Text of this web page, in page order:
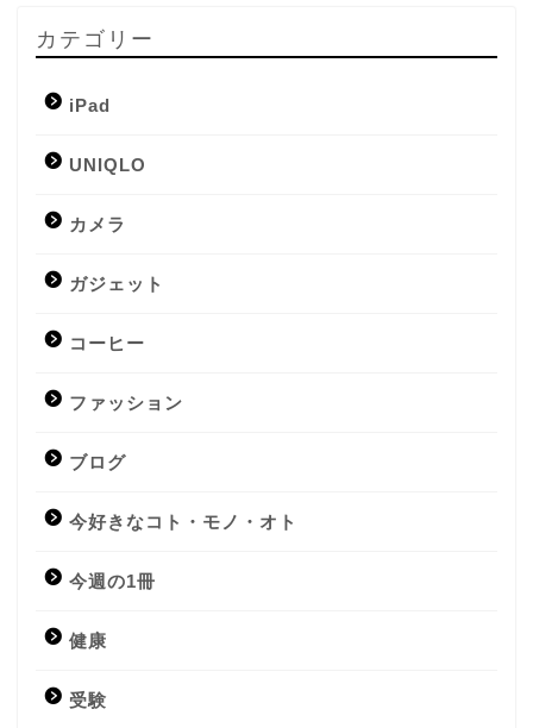
カテゴリー
iPad
UNIQLO
カメラ
ガジェット
コーヒー
ファッション
ブログ
今好きなコト・モノ・オト
今週の1冊
健康
受験